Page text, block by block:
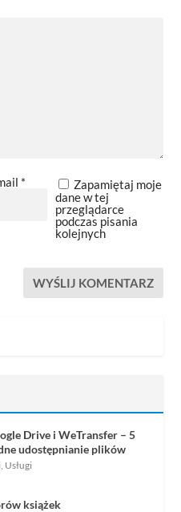
*
Zapamiętaj moje
dane w tej
przeglądarce
podczas pisania
kolejnych
Drive i WeTransfer – 5
udostępnianie plików
Usługi
książek